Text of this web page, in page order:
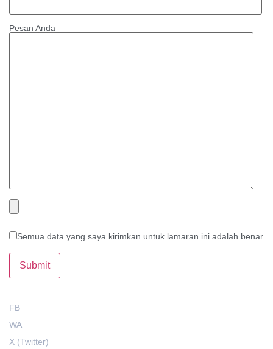
Pesan Anda
Semua data yang saya kirimkan untuk lamaran ini adalah benar
FB
WA
X (Twitter)